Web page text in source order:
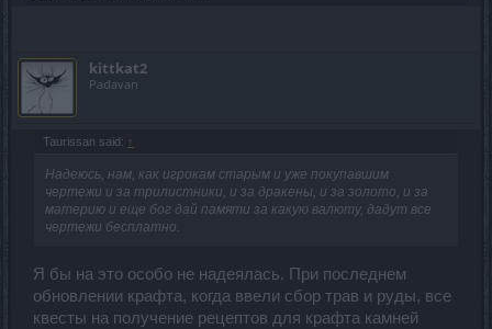
kittkat2
Padavan
Taurissan said: ↑
Надеюсь, нам, как игрокам старым и уже покупавшим
чертежи и за трилистники, и за дракены, и за золото, и за
материю и еще бог дай памяти за какую валюту, дадут все
чертежи бесплатно.
Я бы на это особо не надеялась. При последнем
обновлении крафта, когда ввели сбор трав и руды, все
квесты на получение рецептов для крафта камней